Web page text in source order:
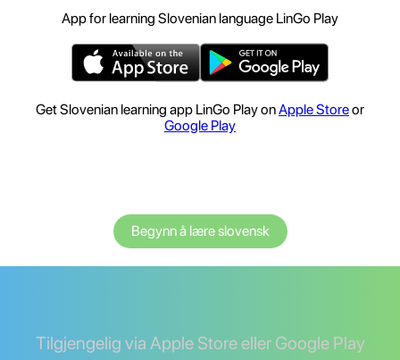
App for learning Slovenian language LinGo Play
Get Slovenian learning app LinGo Play onApple Storeor
Google Play
Begynn å lære slovensk
Tilgjengelig via Apple Store eller Google Play